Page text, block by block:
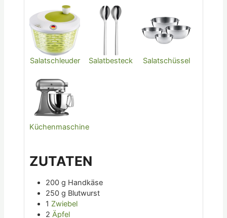
Salatschleuder Salatbesteck Salatschüssel
Küchenmaschine
ZUTATEN
200 g Handkäse
250 g Blutwurst
1 Zwiebel
2 Äpfel